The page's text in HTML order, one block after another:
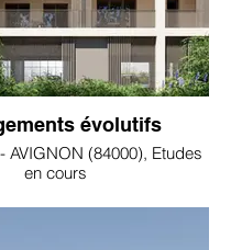
évolutifs
AVIGNON (84000), Etudes
en cours